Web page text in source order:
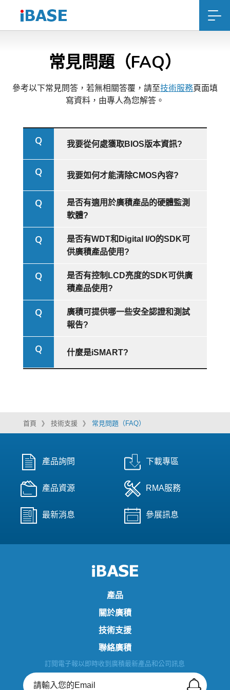
常見問題（FAQ）
參考以下常見問答，若無相關答覆，請至技術服務頁面填
寫資料，由專人為您解答。
Q 我要從何處獲取BIOS版本資訊?
Q 我要如何才能清除CMOS內容?
Q
是否有適用於廣積產品的硬體監測
軟體?
Q
是否有WDT和Digital I/O的SDK可
供廣積產品使用?
Q
是否有控制LCD亮度的SDK可供廣
積產品使用?
Q
廣積可提供哪一些安全認證和測試
報告?
Q 什麼是iSMART?
首頁 技術支援 常見問題（FAQ）
產品詢問 下載專區
產品資源 RMA服務
最新消息 參展訊息
產品
關於廣積
技術支援
聯絡廣積
訂閱電子報以即時收到廣積最新產品和公司訊息